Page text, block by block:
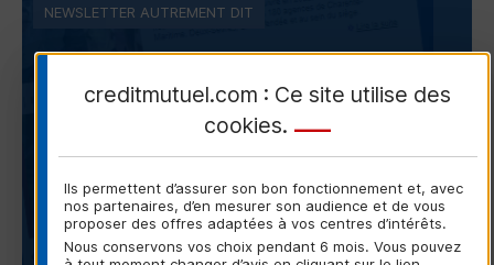
01/06/2026
Dividende sociétal :
Crédit Mutuel Alliance
ses sociétaires
Le groupe Crédit Mutuel publie son rapport
NEWSLETTER AUTREMENT DIT
creditmutuel.com : Ce site utilise des
cookies.
Ils permettent d’assurer son bon fonctionnement et, avec
nos partenaires, d’en mesurer son audience et de vous
proposer des offres adaptées à vos centres d’intérêts.
Nous conservons vos choix pendant 6 mois. Vous pouvez